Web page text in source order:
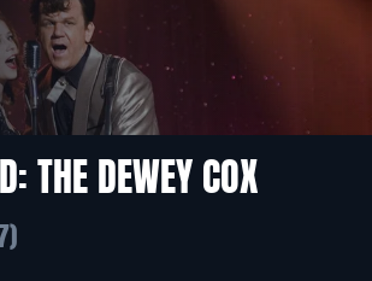
THE DEWEY COX